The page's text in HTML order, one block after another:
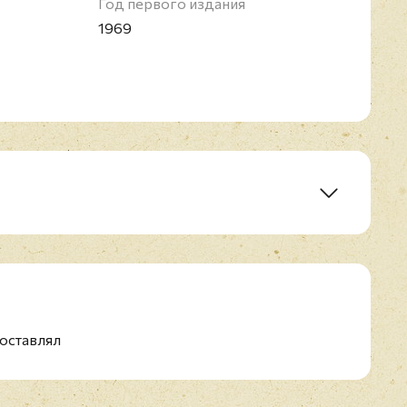
1969
Right Time